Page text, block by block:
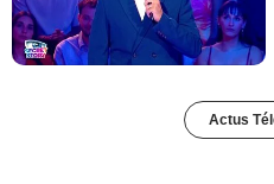
Actus